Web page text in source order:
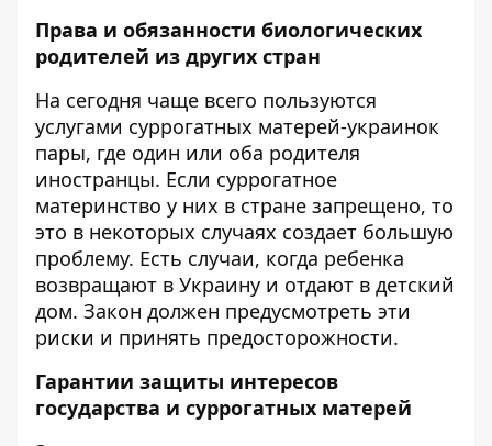
Права и обязанности биологических
родителей из других стран
На сегодня чаще всего пользуются
услугами суррогатных матерей-украинок
пары, где один или оба родителя
иностранцы. Если суррогатное
материнство у них в стране запрещено, то
это в некоторых случаях создает большую
проблему. Есть случаи, когда ребенка
возвращают в Украину и отдают в детский
дом. Закон должен предусмотреть эти
риски и принять предосторожности.
Гарантии защиты интересов
государства и суррогатных матерей